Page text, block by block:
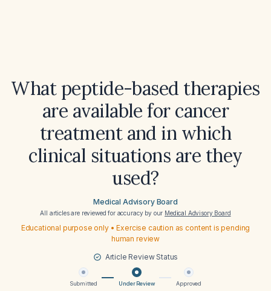
What peptide-based therapies
are available for cancer
treatment and in which
clinical situations are they
used?
Medical Advisory Board
All articles are reviewed for accuracy by our Medical Advisory Board
Educational purpose only • Exercise caution as content is pending
human review
Article Review Status
Submitted Under Review Approved